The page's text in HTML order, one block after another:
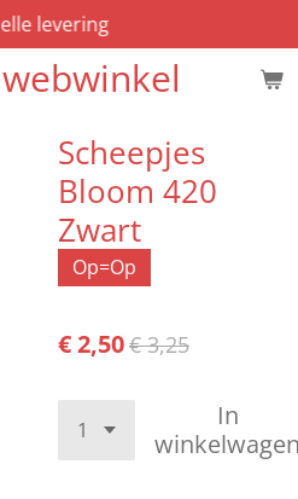
levering
Scheepjes
Bloom 420
Zwart
Op=Op
€ 2,50€ 3,25
In